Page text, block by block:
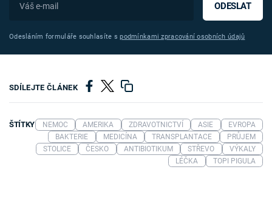
ODESLAT
Odesláním formuláře souhlasíte spodmínkami zpracování osobních údajů
SDÍLEJTE ČLÁNEK
ŠTÍTKY NEMOC AMERIKA ZDRAVOTNICTVÍ ASIE
EVROPA
BAKTERIE
MEDICÍNA TRANSPLANTACE
PRŮJEM
STOLICE
ČESKO ANTIBIOTIKUM STŘEVO
VÝKALY
LÉČKA
TOPI PIGULA